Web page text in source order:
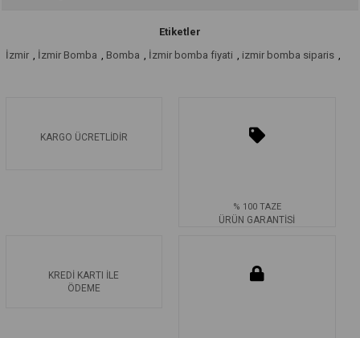
Etiketler
İzmir
İzmir Bomba Bomba İzmir bomba fiyati izmir bomba siparis
KARGO ÜCRETLİDİR
% 100 TAZE
ÜRÜN GARANTİSİ
KREDİ KARTI İLE
ÖDEME